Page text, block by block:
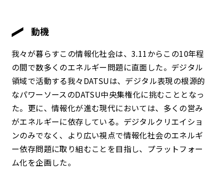
動機
我々が暮らすこの情報化社会は、3.11からこの10年程
の間で数多くのエネルギー問題に直面した。デジタル
領域で活動する我々DATSUは、デジタル表現の根源的
なパワーソースのDATSU中央集権化に挑むこととなっ
た。更に、情報化が進む現代においては、多くの営み
がエネルギーに依存している。デジタルクリエイショ
ンのみでなく、より広い視点で情報化社会のエネルギ
ー依存問題に取り組むことを目指し、プラットフォー
ム化を企画した。